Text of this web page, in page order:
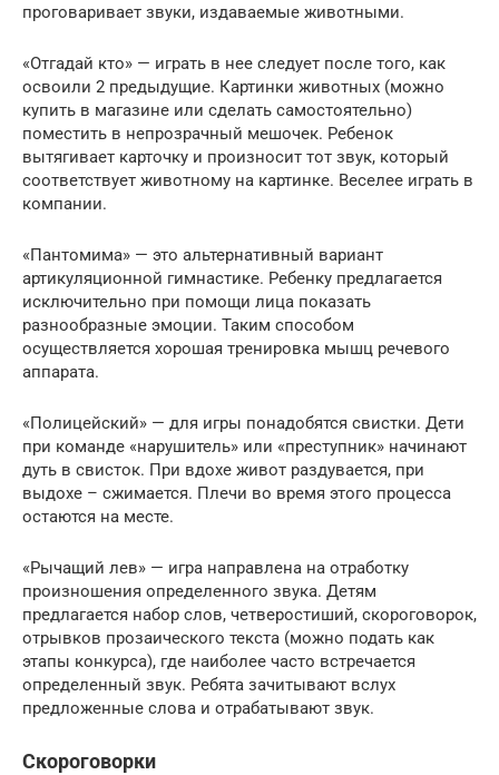
проговаривает звуки, издаваемые животными.
«Отгадай кто» — играть в нее следует после того, как
освоили 2 предыдущие. Картинки животных (можно
купить в магазине или сделать самостоятельно)
поместить в непрозрачный мешочек. Ребенок
вытягивает карточку и произносит тот звук, который
соответствует животному на картинке. Веселее играть в
компании.
«Пантомима» — это альтернативный вариант
артикуляционной гимнастике. Ребенку предлагается
исключительно при помощи лица показать
разнообразные эмоции. Таким способом
осуществляется хорошая тренировка мышц речевого
аппарата.
«Полицейский» — для игры понадобятся свистки. Дети
при команде «нарушитель» или «преступник» начинают
дуть в свисток. При вдохе живот раздувается, при
выдохе – сжимается. Плечи во время этого процесса
остаются на месте.
«Рычащий лев» — игра направлена на отработку
произношения определенного звука. Детям
предлагается набор слов, четверостиший, скороговорок,
отрывков прозаического текста (можно подать как
этапы конкурса), где наиболее часто встречается
определенный звук. Ребята зачитывают вслух
предложенные слова и отрабатывают звук.
Скороговорки